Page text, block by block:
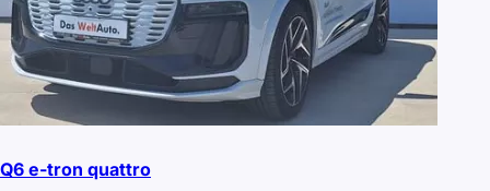
Q6 e-tron quattro